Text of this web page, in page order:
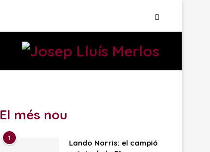
El més nou
1
Lando Norris: el campió